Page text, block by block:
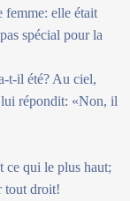
elle était
spécial pour la
t-il été? Au ciel,
lui répondit: «Non, il
ce qui le plus haut;
tout droit!